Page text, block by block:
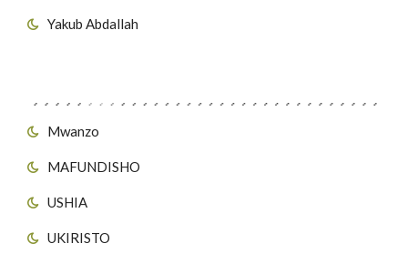
Yakub Abdallah
Mwanzo
MAFUNDISHO
USHIA
UKIRISTO